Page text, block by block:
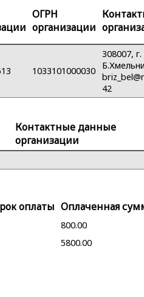
ОГРН
организации
1033101000030
308007,
42
Контактные данные
организации
оплаты Оплаченная
800.00
5800.00